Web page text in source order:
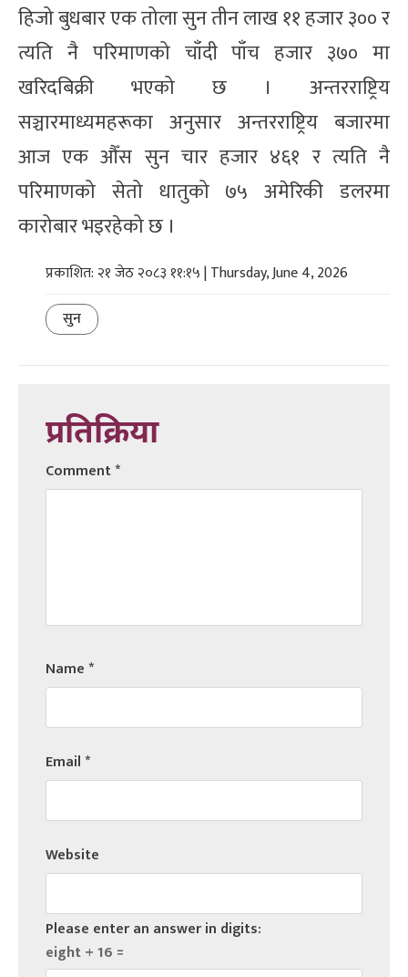
हिजो बुधबार एक तोला सुन तीन लाख ११ हजार ३०० र
त्यति नै परिमाणको चाँदी पाँच हजार ३७० मा
खरिदबिक्री भएको छ । अन्तरराष्ट्रिय
सञ्चारमाध्यमहरूका अनुसार अन्तरराष्ट्रिय बजारमा
आज एक औँस सुन चार हजार ४६१ र त्यति नै
परिमाणको सेतो धातुको ७५ अमेरिकी डलरमा
कारोबार भइरहेको छ ।
प्रकाशित: २१ जेठ २०८३ ११:१५ | Thursday, June 4, 2026
सुन
प्रतिक्रिया
Comment*
Name*
Email*
Website
Please enter an answer in digits:
eight + 16 =